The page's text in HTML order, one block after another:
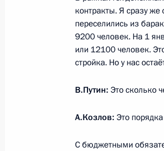
Поздравление
Воздушно-
1 августа 2017
Скворцовой
1 августа 2017 года, 14:45
контракты. Я сразу
переселились из
9200 человек. На 1
или 12100 человек.
стройка. Но у нас
В.Путин: Это сколько
А.Козлов: Это
С бюджетными